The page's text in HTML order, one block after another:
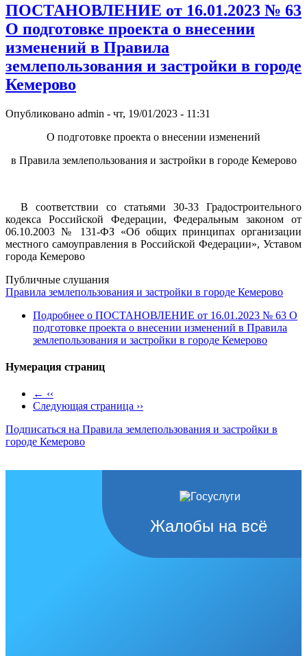
ПОСТАНОВЛЕНИЕ от 16.01.2023 № 63
О подготовке проекта о внесении
изменений в Правила
землепользования и застройки в городе
Кемерово
Опубликовано admin - чт, 19/01/2023 - 11:31
О подготовке проекта о внесении изменений
в Правила землепользования и застройки в городе Кемерово
В соответствии со статьями 30-33 Градостроительного
кодекса Российской Федерации, Федеральным законом от
06.10.2003 № 131-ФЗ «Об общих принципах организации
местного самоуправления в Российской Федерации», Уставом
города Кемерово
Публичные слушания
Правила землепользования и застройки в городе Кемерово
Подробнее о ПОСТАНОВЛЕНИЕ от 16.01.2023 № 63 О
подготовке проекта о внесении изменений в Правила
землепользования и застройки в городе Кемерово
Нумерация страниц
← ‹‹
Следующая страница ››
Подписаться на Правила землепользования и застройки в
городе Кемерово
Жалобы на всё